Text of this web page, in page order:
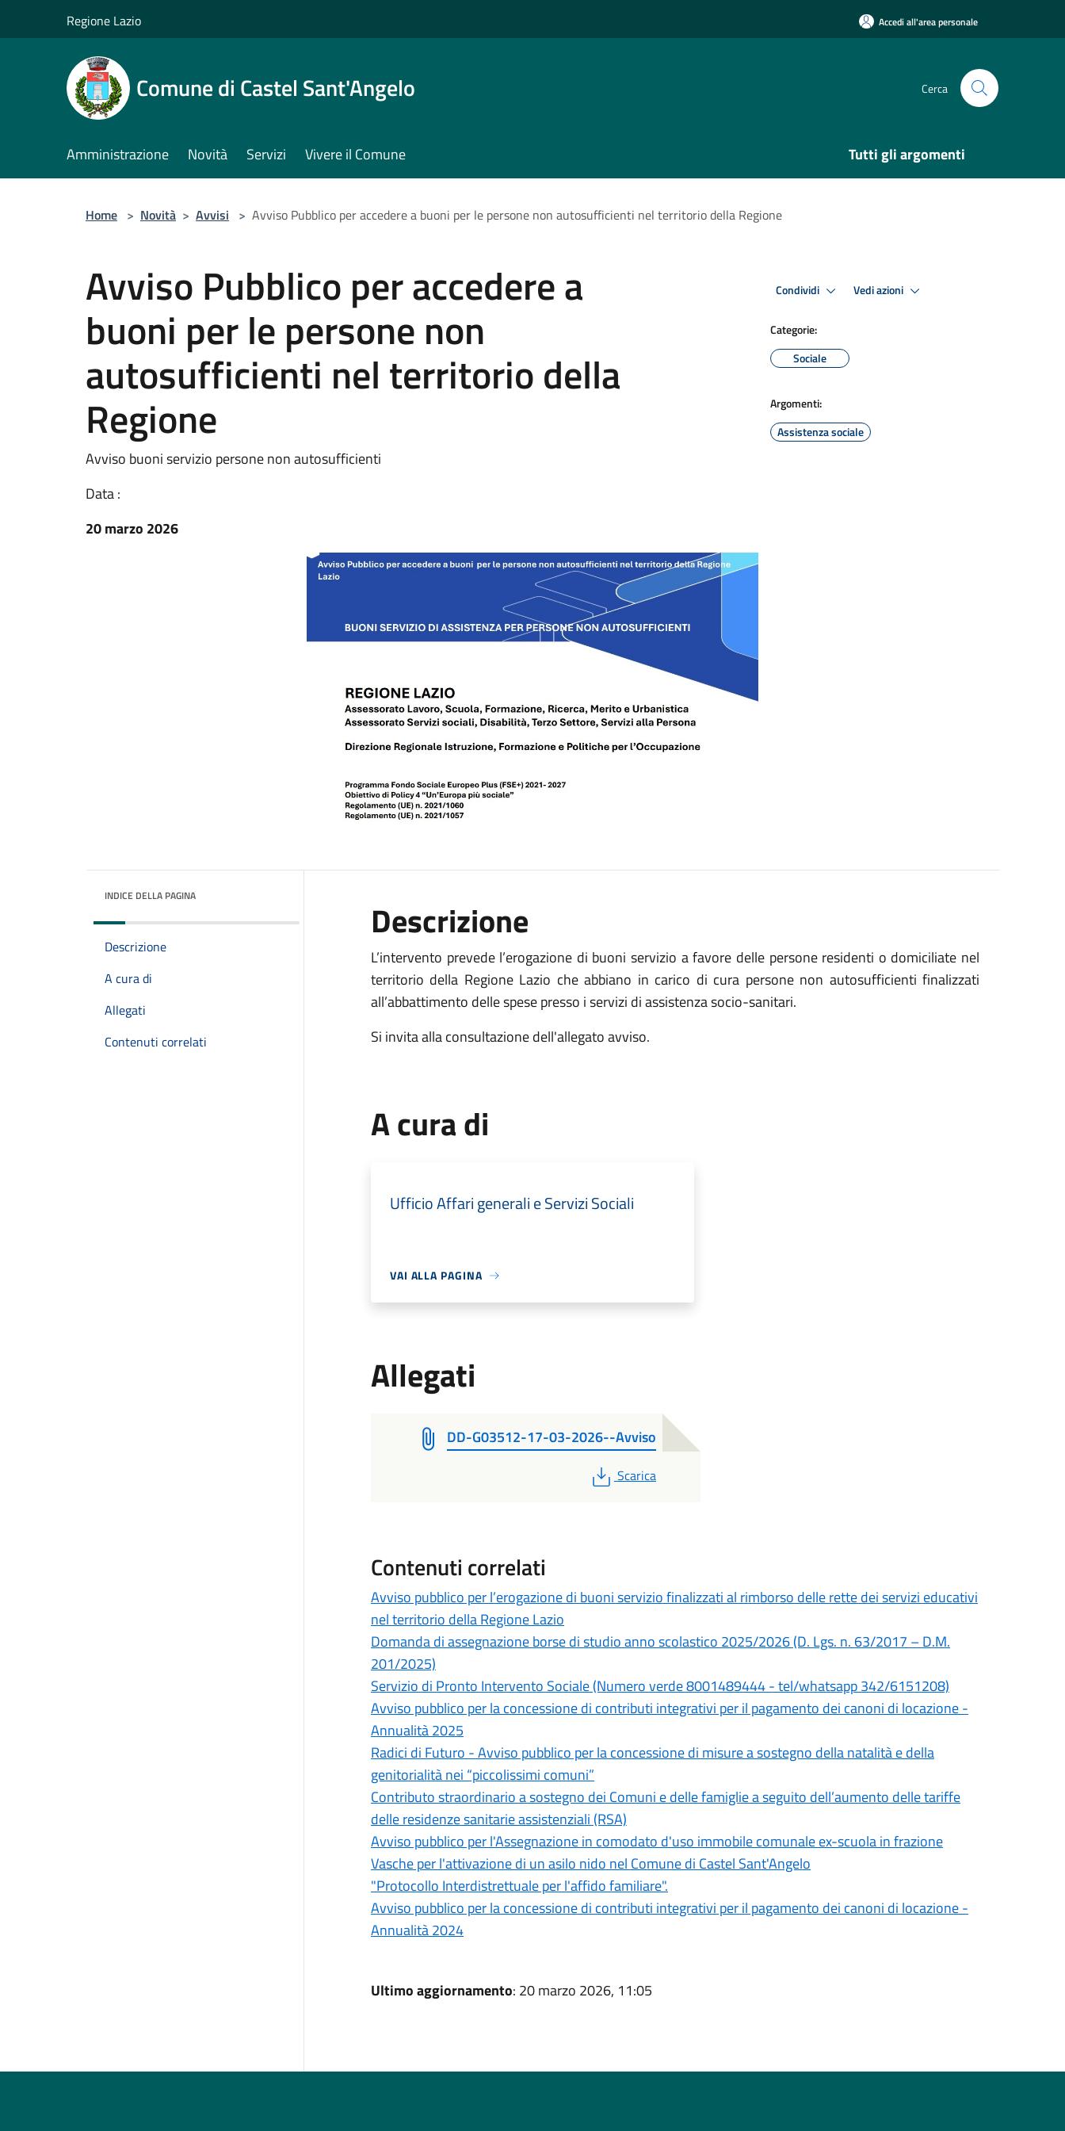
Regione Lazio Accedi all'area personale
Comune di Castel Sant'Angelo Cerca
Amministrazione Novità Servizi Vivere il Comune Tutti gli argomenti
Home > Novità > Avvisi > Avviso Pubblico per accedere a buoni per le persone non autosufficienti nel territorio della Regione
Avviso Pubblico per accedere a
buoni per le persone non
autosufficienti nel territorio della
Regione
Avviso buoni servizio persone non autosufficienti
Data :
20 marzo 2026
Condividi Vedi azioni
Categorie:
Sociale
Argomenti:
Assistenza sociale
INDICE DELLA PAGINA
Descrizione
A cura di
Allegati
Contenuti correlati
Descrizione
L’intervento prevede l’erogazione di buoni servizio a favore delle persone residenti o domiciliate nel
territorio della Regione Lazio che abbiano in carico di cura persone non autosufficienti finalizzati
all’abbattimento delle spese presso i servizi di assistenza socio-sanitari.
Si invita alla consultazione dell'allegato avviso.
A cura di
Ufficio Affari generali e Servizi Sociali
VAI ALLA PAGINA
Allegati
DD-G03512-17-03-2026--Avviso
PDF
Scarica
Contenuti correlati
Avviso pubblico per l’erogazione di buoni servizio finalizzati al rimborso delle rette dei servizi educativi
nel territorio della Regione Lazio
Domanda di assegnazione borse di studio anno scolastico 2025/2026 (D. Lgs. n. 63/2017 – D.M.
201/2025)
Servizio di Pronto Intervento Sociale (Numero verde 8001489444 - tel/whatsapp 342/6151208)
Avviso pubblico per la concessione di contributi integrativi per il pagamento dei canoni di locazione -
Annualità 2025
Radici di Futuro - Avviso pubblico per la concessione di misure a sostegno della natalità e della
genitorialità nei “piccolissimi comuni”
Contributo straordinario a sostegno dei Comuni e delle famiglie a seguito dell’aumento delle tariffe
delle residenze sanitarie assistenziali (RSA)
Avviso pubblico per l'Assegnazione in comodato d'uso immobile comunale ex-scuola in frazione
Vasche per l'attivazione di un asilo nido nel Comune di Castel Sant'Angelo
"Protocollo Interdistrettuale per l'affido familiare".
Avviso pubblico per la concessione di contributi integrativi per il pagamento dei canoni di locazione -
Annualità 2024
Ultimo aggiornamento: 20 marzo 2026, 11:05